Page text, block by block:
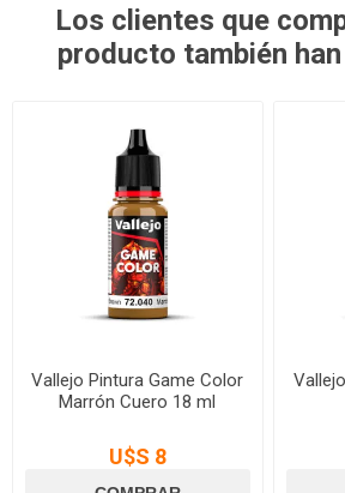
Los clientes que
producto también
Vallejo Pintura Game Color
Marrón Cuero 18 ml
U$S 8